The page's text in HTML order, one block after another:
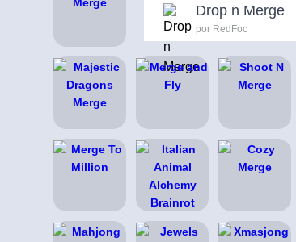
Drop n Merge
por RedFoc